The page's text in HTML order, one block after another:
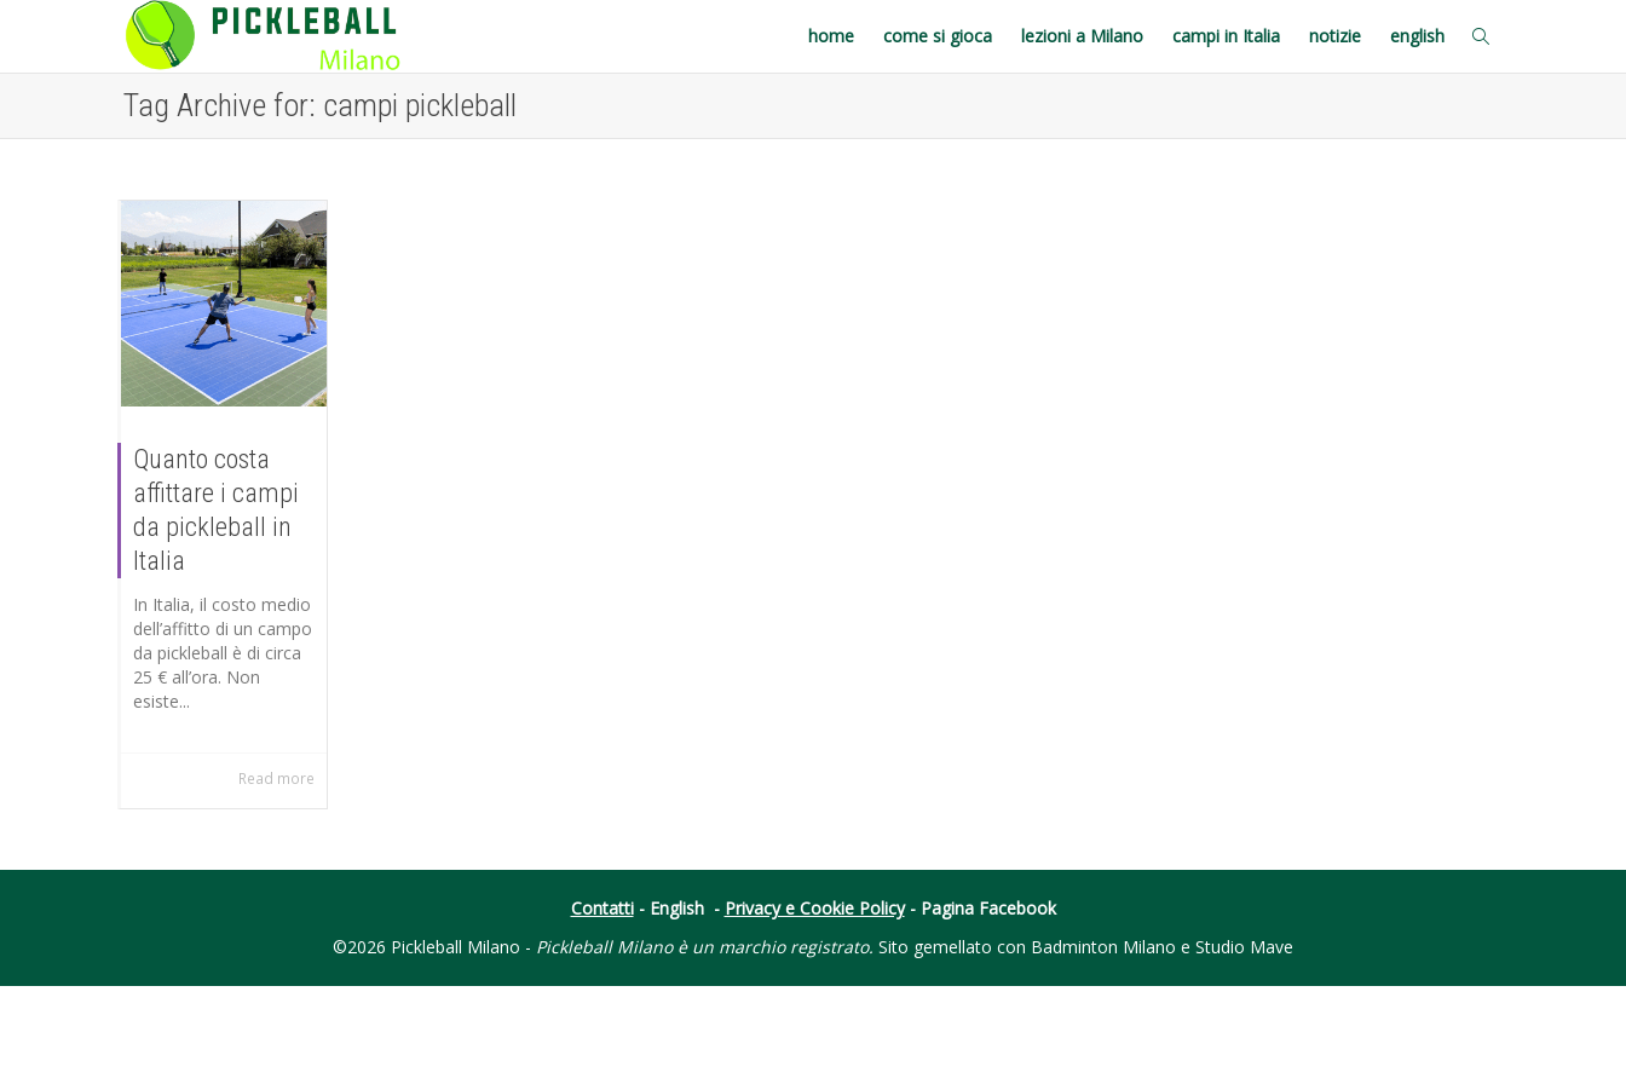
home come si gioca lezioni a Milano campi in Italia notizie english
Tag Archive for: campi pickleball
Quanto costa
affittare i campi
da pickleball in
Italia
In Italia, il costo medio
dell’affitto di un campo
da pickleball è di circa
25 € all’ora. Non
esiste...
Read more
Contatti- English- Privacy e Cookie Policy- Pagina Facebook
©2026 Pickleball Milano - Pickleball Milano è un marchio registrato. Sito gemellato con Badminton Milano e Studio Mave